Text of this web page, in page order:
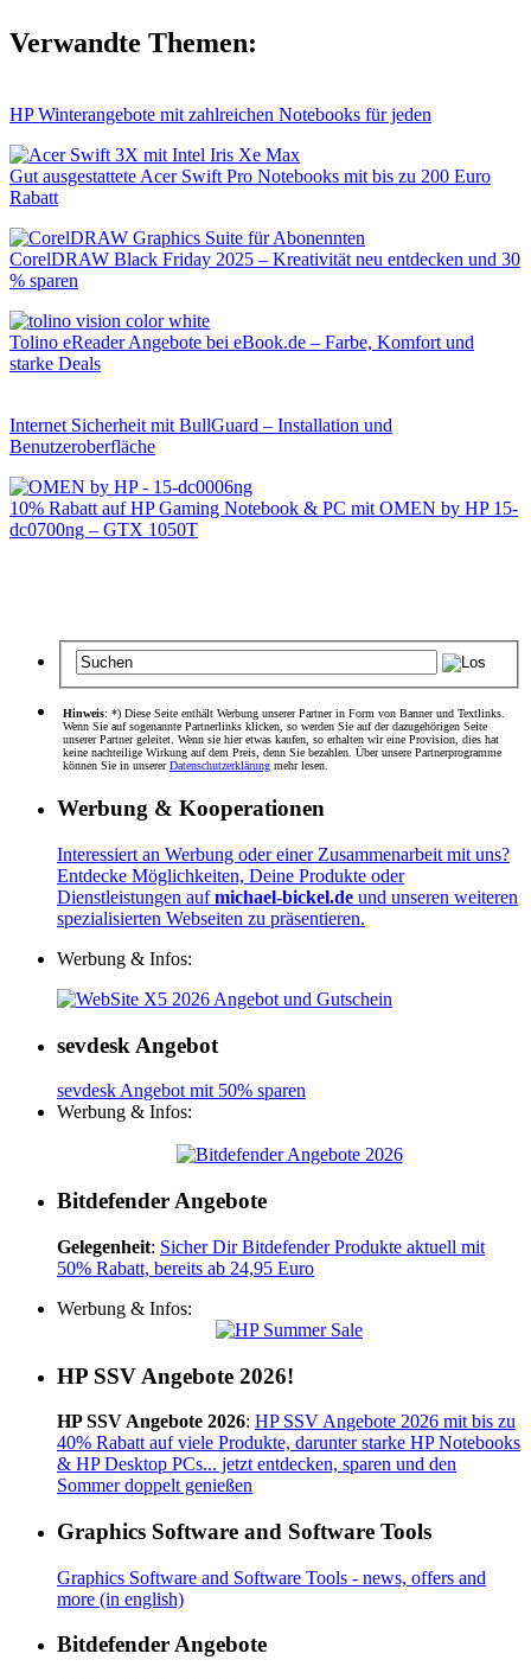
Verwandte Themen:
HP Winterangebote mit zahlreichen Notebooks für jeden
Gut ausgestattete Acer Swift Pro Notebooks mit bis zu 200 Euro
Rabatt
CorelDRAW Black Friday 2025 – Kreativität neu entdecken und 30
% sparen
Tolino eReader Angebote bei eBook.de – Farbe, Komfort und
starke Deals
Internet Sicherheit mit BullGuard – Installation und
Benutzeroberfläche
10% Rabatt auf HP Gaming Notebook & PC mit OMEN by HP 15-
dc0700ng – GTX 1050T
Hinweis: *) Diese Seite enthält Werbung unserer Partner in Form von Banner und Textlinks.
Wenn Sie auf sogenannte Partnerlinks klicken, so werden Sie auf der dazugehörigen Seite
unserer Partner geleitet. Wenn sie hier etwas kaufen, so erhalten wir eine Provision, dies hat
keine nachteilige Wirkung auf dem Preis, denn Sie bezahlen. Über unsere Partnerprogramme
können Sie in unsererDatenschutzerklärung mehr lesen.
Werbung & Kooperationen
Interessiert an Werbung oder einer Zusammenarbeit mit uns?
Entdecke Möglichkeiten, Deine Produkte oder
Dienstleistungen aufmichael-bickel.de und unseren weiteren
spezialisierten Webseiten zu präsentieren.
Werbung & Infos:
sevdesk Angebot
sevdesk Angebot mit 50% sparen
Werbung & Infos:
Bitdefender Angebote
Gelegenheit: Sicher Dir Bitdefender Produkte aktuell mit
50% Rabatt, bereits ab 24,95 Euro
Werbung & Infos:
HP SSV Angebote 2026!
HP SSV Angebote 2026: HP SSV Angebote 2026 mit bis zu
40% Rabatt auf viele Produkte, darunter starke HP Notebooks
& HP Desktop PCs... jetzt entdecken, sparen und den
Sommer doppelt genießen
Graphics Software and Software Tools
Graphics Software and Software Tools - news, offers and
more (in english)
Bitdefender Angebote